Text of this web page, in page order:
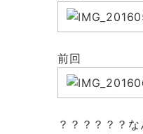
前
？？？？？？